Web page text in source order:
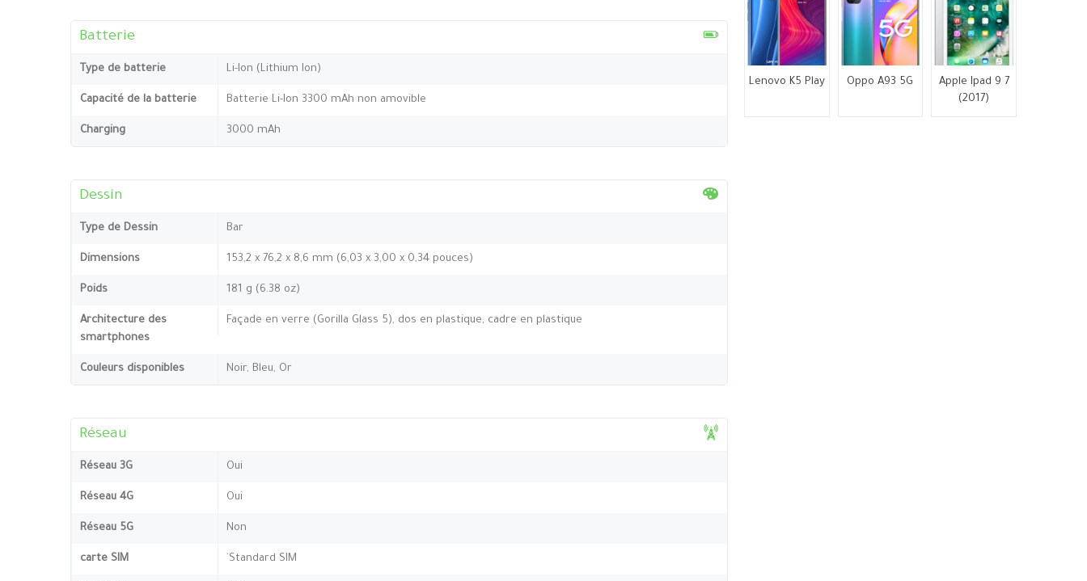
Batterie
Type de batterie Li-Ion (Lithium Ion)
Capacité de la batterie Batterie Li-Ion 3300 mAh non amovible
Charging 3000 mAh
Dessin
Type de Dessin Bar
Dimensions 153,2 x 76,2 x 8,6 mm (6,03 x 3,00 x 0,34 pouces)
Poids 181 g (6.38 oz)
Architecture des
smartphones
Façade en verre (Gorilla Glass 5), dos en plastique, cadre en plastique
Couleurs disponibles Noir, Bleu, Or
Réseau
Réseau 3G Oui
Réseau 4G Oui
Réseau 5G Non
carte SIM `Standard SIM
Lenovo K5 Play Oppo A93 5G
Apple Ipad 9 7
(2017)